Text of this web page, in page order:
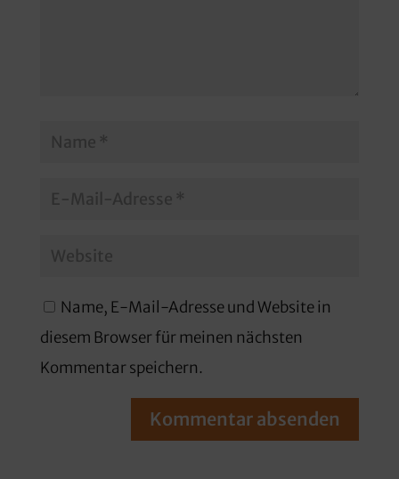
Name, E-Mail-Adresse und Website in
diesem Browser für meinen nächsten
Kommentar speichern.